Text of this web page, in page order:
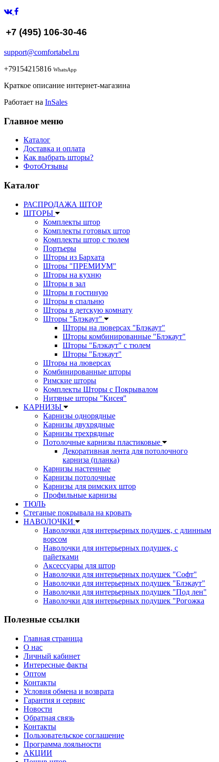
+7 (495) 106-30-46
support@comfortabel.ru
+79154215816 WhatsApp
Краткое описание интернет-магазина
Работает на InSales
Главное меню
Каталог
Доставка и оплата
Как выбрать шторы?
ФотоОтзывы
Каталог
РАСПРОДАЖА ШТОР
ШТОРЫ
Комплекты штор
Комплекты готовых штор
Комплекты штор с тюлем
Портьеры
Шторы из Бархата
Шторы "ПРЕМИУМ"
Шторы на кухню
Шторы в зал
Шторы в гостиную
Шторы в спальню
Шторы в детскую комнату
Шторы "Блэкаут"
Шторы на люверсах "Блэкаут"
Шторы комбинированные "Блэкаут"
Шторы "Блэкаут" с тюлем
Шторы "Блэкаут"
Шторы на люверсах
Комбинированные шторы
Римские шторы
Комплекты Шторы c Покрывалом
Нитяные шторы "Кисея"
КАРНИЗЫ
Карнизы однорядные
Карнизы двухрядные
Карнизы трехрядные
Потолочные карнизы пластиковые
Декоративная лента для потолочного
карниза (планка)
Карнизы настенные
Карнизы потолочные
Карнизы для римских штор
Профильные карнизы
ТЮЛЬ
Стеганые покрывала на кровать
НАВОЛОЧКИ
Наволочки для интерьерных подушек, с длинным
ворсом
Наволочки для интерьерных подушек, с
пайетками
Аксессуары для штор
Наволочки для интерьерных подушек "Софт"
Наволочки для интерьерных подушек "Блэкаут"
Наволочки для интерьерных подушек "Под лен"
Наволочки для интерьерных подушек "Рогожка
Полезные ссылки
Главная страница
О нас
Личный кабинет
Интересные факты
Оптом
Контакты
Условия обмена и возврата
Гарантия и сервис
Новости
Обратная связь
Контакты
Пользовательское соглашение
Программа лояльности
АКЦИИ